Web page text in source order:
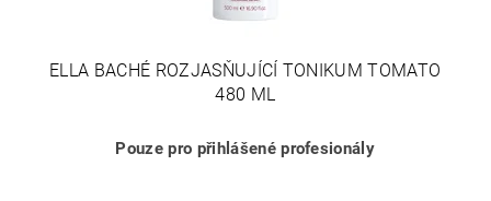
ELLA BACHÉ ROZJASŇUJÍCÍ TONIKUM TOMATO
480 ML
Pouze pro přihlášené profesionály